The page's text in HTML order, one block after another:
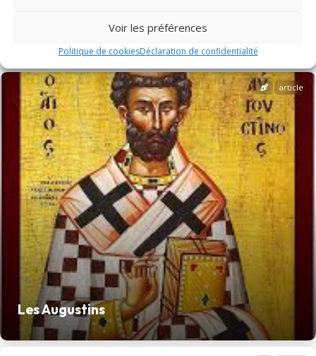
Voir les préférences
Politique de cookiesDéclaration de confidentialité
La loi sur la fin de vie Réaction de la CEF
Les Augustins
article